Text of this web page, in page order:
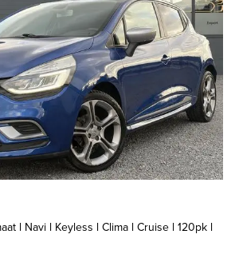
l Navi l Keyless l Clima l Cruise l 120pk l